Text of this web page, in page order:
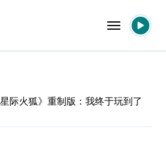
际火狐》重制版：我终于玩到了